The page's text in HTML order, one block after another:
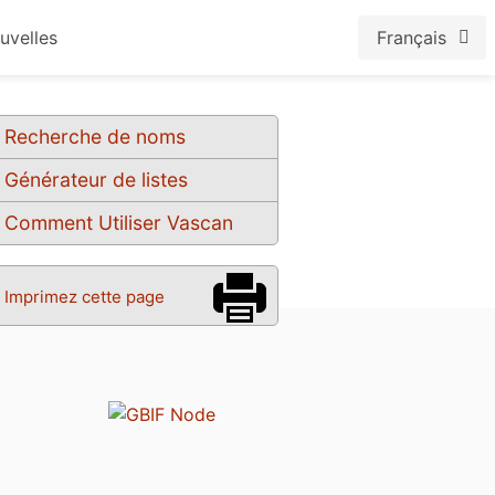
Français
Recherche de noms
Générateur de listes
Comment Utiliser Vascan
Imprimez cette page